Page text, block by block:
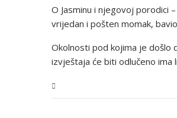
O Jasminu i njegovoj porodici
vrijedan i pošten momak,
Okolnosti pod kojima je došlo
izvještaja će biti odlučeno ima